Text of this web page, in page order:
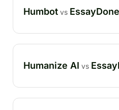
Humbot vs EssayDone
Humanize AI vs